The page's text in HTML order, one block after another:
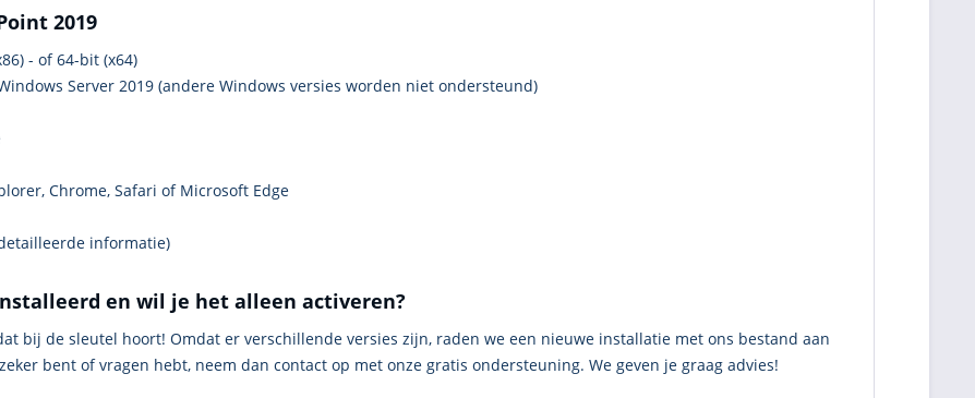
2019
- of 64-bit (x64)
Server 2019 (andere Windows versies worden niet ondersteund)
Chrome, Safari of Microsoft Edge
informatie)
en wil je het alleen activeren?
bij de sleutel hoort! Omdat er verschillende versies zijn, raden we een nieuwe installatie met ons bestand aan
bent of vragen hebt, neem dan contact op met onze gratis ondersteuning. We geven je graag advies!